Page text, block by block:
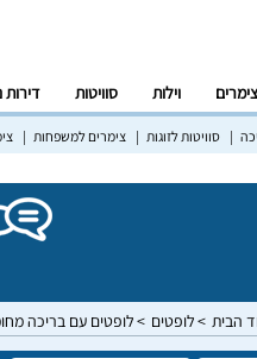
צימרים וילות סוויטות דירות
סוויטות לזוגות צימרים למשפחות
הבית לופטים לופטים עם בריכה